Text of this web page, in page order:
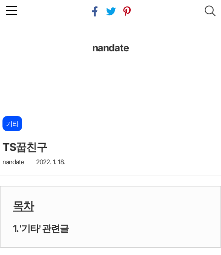
본문 바로가기
nandate
기타
TS꿉친구
nandate 2022. 1. 18.
목차
1. '기타' 관련글